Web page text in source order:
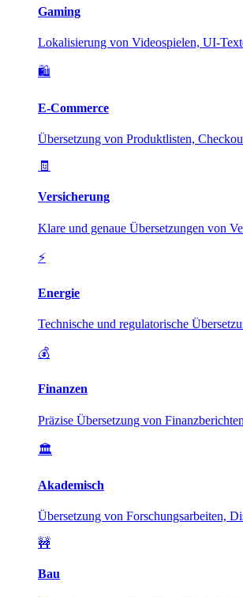
Gaming
Lokalisierung von Videospielen, UI-
🛍️
E-Commerce
Übersetzung von Produktlisten,
🧾
Versicherung
Klare und genaue Übersetzungen von
⚡
Energie
Technische und regulatorische
💰
Finanzen
Präzise Übersetzung von
🏛️
Akademisch
Übersetzung von Forschungsarbeiten,
🚧
Bau